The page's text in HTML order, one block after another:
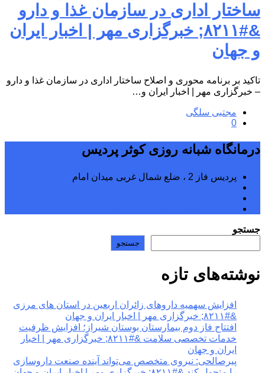
ساختار اداری در سازمان غذا و دارو
&#۸۲۱۱; خبرگزاری مهر | اخبار ایران
و جهان
تاکید بر برنامه محوری و اصلاح ساختار اداری در سازمان غذا و دارو
– خبرگزاری مهر | اخبار ایران و…
مجتبی سلگی
0
درمانگاه شبانه روزی کوثر پردیس
پردیس فاز 2 ، ضلع شمال غربی میدان امام
جستجو
جستجو
نوشته‌های تازه
افزایش سهمیه داروهای زائران اربعین در استان های مرزی
&#۸۲۱۱; خبرگزاری مهر | اخبار ایران و جهان
افتتاح فاز دوم بیمارستان بوستان شیراز؛ افزایش ظرفیت
خدمات تخصصی سلامت &#۸۲۱۱; خبرگزاری مهر | اخبار
ایران و جهان
پیرصالحی: نیروی متخصص می‌تواند آینده صنعت داروسازی